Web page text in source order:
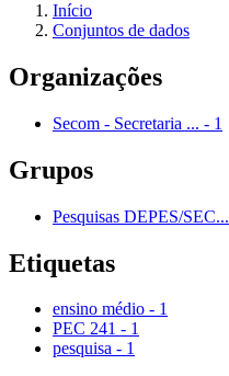
Início
Conjuntos de dados
Organizações
Secom - Secretaria ... - 1
Grupos
Pesquisas DEPES/SEC...
Etiquetas
ensino médio - 1
PEC 241 - 1
pesquisa - 1